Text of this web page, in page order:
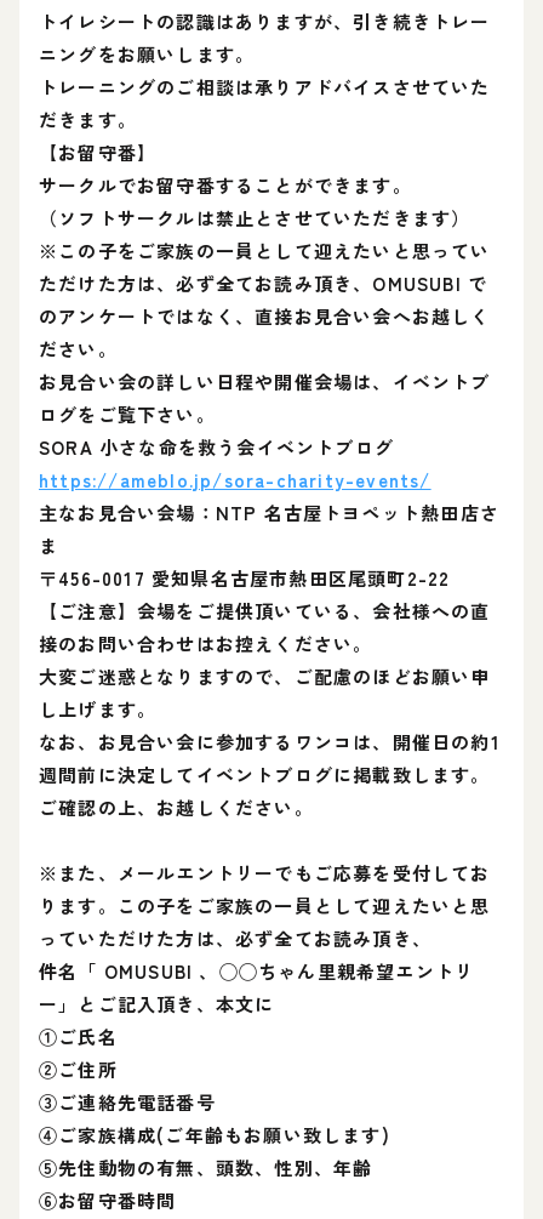
トイレシートの認識はありますが、引き続きトレー
ニングをお願いします。
トレーニングのご相談は承りアドバイスさせていた
だきます。
【お留守番】
サークルでお留守番することができます。
（ソフトサークルは禁止とさせていただきます）
※この子をご家族の一員として迎えたいと思ってい
ただけた方は、必ず全てお読み頂き、OMUSUBI で
のアンケートではなく、直接お見合い会へお越しく
ださい。
お見合い会の詳しい日程や開催会場は、イベントブ
ログをご覧下さい。
SORA 小さな命を救う会イベントブログ
https://ameblo.jp/sora-charity-events/
主なお見合い会場：NTP 名古屋トヨペット熱田店さ
ま
〒456-0017 愛知県名古屋市熱田区尾頭町2-22
【ご注意】会場をご提供頂いている、会社様への直
接のお問い合わせはお控えください。
大変ご迷惑となりますので、ご配慮のほどお願い申
し上げます。
なお、お見合い会に参加するワンコは、開催日の約1
週間前に決定してイベントブログに掲載致します。
ご確認の上、お越しください。
※また、メールエントリーでもご応募を受付してお
ります。この子をご家族の一員として迎えたいと思
っていただけた方は、必ず全てお読み頂き、
件名「 OMUSUBI 、◯◯ちゃん里親希望エントリ
ー」とご記入頂き、本文に
①ご氏名
②ご住所
③ご連絡先電話番号
④ご家族構成(ご年齢もお願い致します)
⑤先住動物の有無、頭数、性別、年齢
⑥お留守番時間